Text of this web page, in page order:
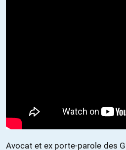
Avocat et ex porte-parole des